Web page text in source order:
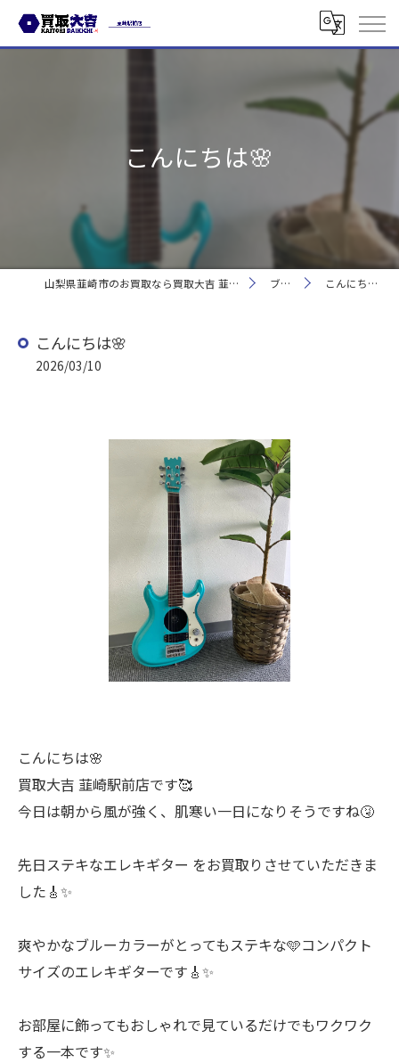
こんにちは🌸
山梨県韮崎市のお買取なら買取大吉 韮崎駅前店 ブログ こんにちは🌸
こんにちは🌸
2026/03/10
こんにちは🌸
買取大吉 韮崎駅前店です🥰
今日は朝から風が強く、肌寒い一日になりそうですね🤧
先日ステキなエレキギター をお買取りさせていただきま
した🎸✨
爽やかなブルーカラーがとってもステキな🩵コンパクト
サイズのエレキギターです🎸✨
お部屋に飾ってもおしゃれで見ているだけでもワクワク
する一本です✨